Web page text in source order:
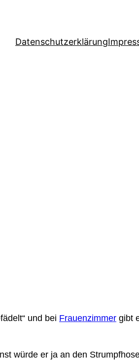
Datenschutzerklärung
und bei Frauenzimmer gibt
würde er ja an den